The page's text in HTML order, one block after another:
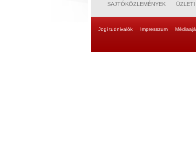
SAJTÓKÖZLEMÉNYEK
Jogi tudnivalók Impresszum